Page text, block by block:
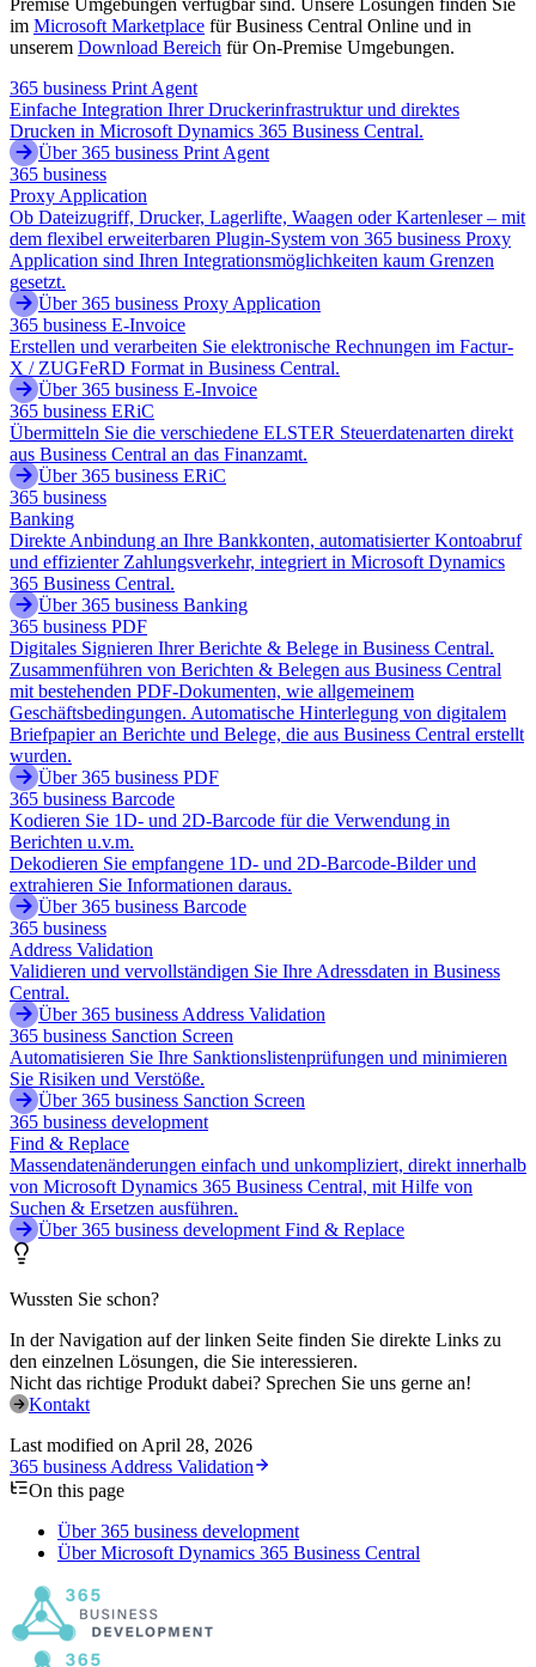
Premise Umgebungen verfügbar sind. Unsere Lösungen finden Sie
im Microsoft Marketplace für Business Central Online und in
unserem Download Bereich für On-Premise Umgebungen.
365 business Print Agent
Einfache Integration Ihrer Druckerinfrastruktur und direktes
Drucken in Microsoft Dynamics 365 Business Central.
Über 365 business Print Agent
365 business
Proxy Application
Ob Dateizugriff, Drucker, Lagerlifte, Waagen oder Kartenleser – mit
dem flexibel erweiterbaren Plugin-System von 365 business Proxy
Application sind Ihren Integrationsmöglichkeiten kaum Grenzen
gesetzt.
Über 365 business Proxy Application
365 business E-Invoice
Erstellen und verarbeiten Sie elektronische Rechnungen im Factur-
X / ZUGFeRD Format in Business Central.
Über 365 business E-Invoice
365 business ERiC
Übermitteln Sie die verschiedene ELSTER Steuerdatenarten direkt
aus Business Central an das Finanzamt.
Über 365 business ERiC
365 business
Banking
Direkte Anbindung an Ihre Bankkonten, automatisierter Kontoabruf
und effizienter Zahlungsverkehr, integriert in Microsoft Dynamics
365 Business Central.
Über 365 business Banking
365 business PDF
Digitales Signieren Ihrer Berichte & Belege in Business Central.
Zusammenführen von Berichten & Belegen aus Business Central
mit bestehenden PDF-Dokumenten, wie allgemeinem
Geschäftsbedingungen. Automatische Hinterlegung von digitalem
Briefpapier an Berichte und Belege, die aus Business Central erstellt
wurden.
Über 365 business PDF
365 business Barcode
Kodieren Sie 1D- und 2D-Barcode für die Verwendung in
Berichten u.v.m.
Dekodieren Sie empfangene 1D- und 2D-Barcode-Bilder und
extrahieren Sie Informationen daraus.
Über 365 business Barcode
365 business
Address Validation
Validieren und vervollständigen Sie Ihre Adressdaten in Business
Central.
Über 365 business Address Validation
365 business Sanction Screen
Automatisieren Sie Ihre Sanktionslistenprüfungen und minimieren
Sie Risiken und Verstöße.
Über 365 business Sanction Screen
365 business development
Find & Replace
Massendatenänderungen einfach und unkompliziert, direkt innerhalb
von Microsoft Dynamics 365 Business Central, mit Hilfe von
Suchen & Ersetzen ausführen.
Über 365 business development Find & Replace
Wussten Sie schon?
In der Navigation auf der linken Seite finden Sie direkte Links zu
den einzelnen Lösungen, die Sie interessieren.
Nicht das richtige Produkt dabei? Sprechen Sie uns gerne an!
Kontakt
Last modified on April 28, 2026
365 business Address Validation
On this page
Über 365 business development
Über Microsoft Dynamics 365 Business Central